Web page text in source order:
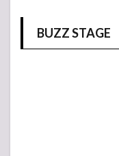
BUZZ STAGE